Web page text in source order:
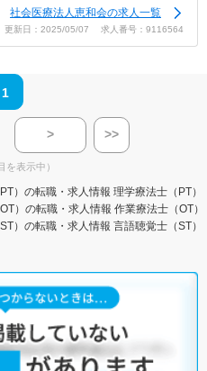
社会医療法人恵和会の求人一覧
更新日：2025/05/07 求人番号：9116564
1
> >>
を表示中）
）の転職・求人情報 理学療法士（PT）
）の転職・求人情報 作業療法士（OT
）の転職・求人情報 言語聴覚士（ST）